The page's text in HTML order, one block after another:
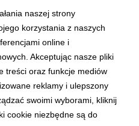
Business
naszej strony
korzystania z naszych
online i
Akceptując nasze pliki
treści oraz funkcje mediów
reklamy i ulepszony
swoimi wyborami, kliknij
cookie niezbędne są do